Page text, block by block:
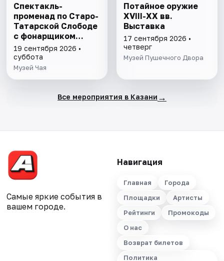
Спектакль-
променад по Старо-
Татарской Слободе
с фонарщиком
Фаролеро
19 сентября 2026 •
суббота
Музей Чая
Потайное оружие
XVIII-XX вв.
Выставка
17 сентября 2026 •
четверг
Музей Пушечного Двора
Все мероприятия в Казани →
Самые яркие события в
вашем городе.
Навигация
Главная
Города
Площадки
Артисты
Рейтинги
Промокоды
О нас
Возврат билетов
Политика